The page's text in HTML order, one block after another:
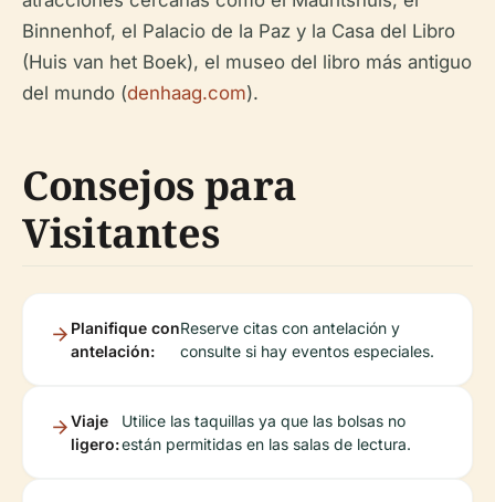
Binnenhof, el Palacio de la Paz y la Casa del Libro
(Huis van het Boek), el museo del libro más antiguo
del mundo (denhaag.com).
Consejos para
Visitantes
Planifique con
antelación:
Reserve citas con antelación y
consulte si hay eventos especiales.
Viaje
ligero:
Utilice las taquillas ya que las bolsas no
están permitidas en las salas de lectura.